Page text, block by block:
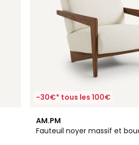
-30€* tous les 100€
AM.PM
Fauteuil noyer massif et
5
/